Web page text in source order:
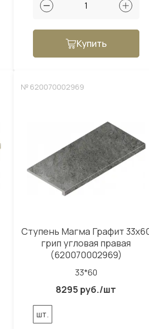
Купить
№ 620070002969
Ступень Магма Графит
грип угловая правая
(620070002969)
33*60
8295 руб./шт
шт.